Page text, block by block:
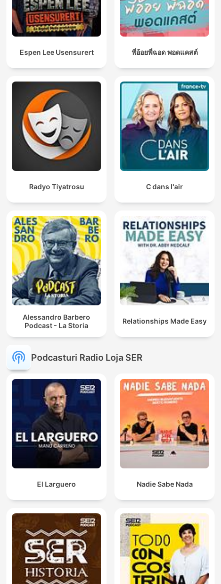
Espen Lee Usensurert พี่อ้อยพี่ฉอด พอดแคสต์
Radyo Tiyatrosu C dans l'air
Alessandro Barbero
Podcast - La Storia
Relationships Made Easy
Podcasturi Radio Loja SER
El Larguero Nadie Sabe Nada